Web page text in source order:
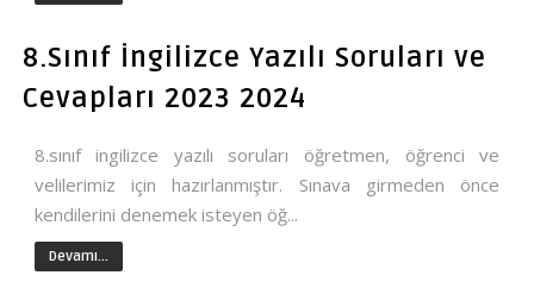
8.Sınıf İngilizce Yazılı Soruları ve
Cevapları 2023 2024
8.sınıf ingilizce yazılı soruları öğretmen, öğrenci ve
velilerimiz için hazırlanmıştır. Sınava girmeden önce
kendilerini denemek isteyen öğ...
Devamı...